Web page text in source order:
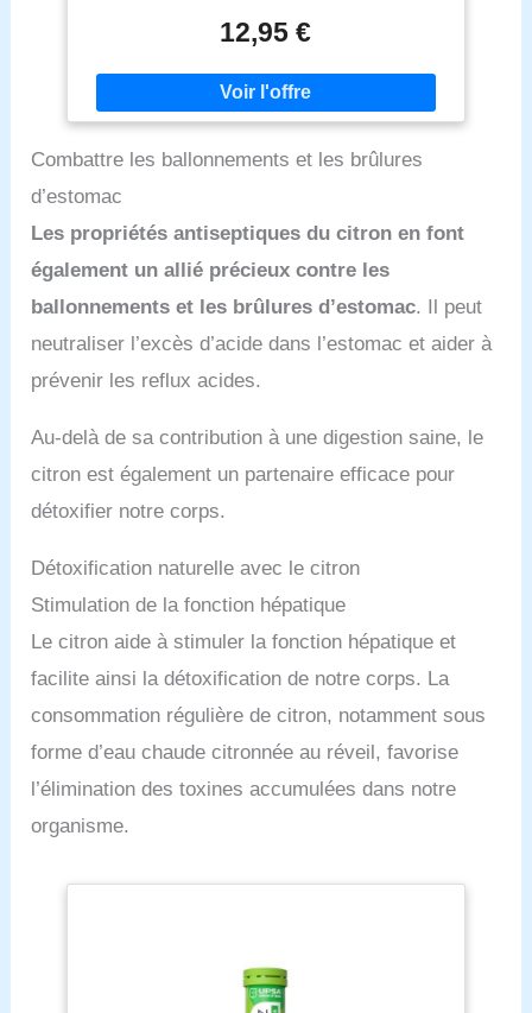
pétillante citronnée lors d’une pause hydratation.
herboristes français, notre tisane digestive est le
résultat d'un mélange harmonieux de plantes
biologiques reconnues pour leurs propriétés
bienfaisantes pour votre santé, à de belles notes
aromatiques. Les fleurs sélectionnées pour cette
leur intensité de saveurs, assurant une infusion à la
HORAE est une marque française qui créer de
nouvelles expérience sensorielles et gustatives
inspirées de la nature. Découvrez vite toutes nos
gammes d'infusions, nos théières et nos infuseurs à
thé.
12,95 €
Combattre les ballonnements et les brûlures
d’estomac
Les propriétés antiseptiques du citron en font
également un allié précieux contre les
ballonnements et les brûlures d’estomac. Il peut
neutraliser l’excès d’acide dans l’estomac et aider à
prévenir les reflux acides.
Au-delà de sa contribution à une digestion saine, le
citron est également un partenaire efficace pour
détoxifier notre corps.
Détoxification naturelle avec le citron
Stimulation de la fonction hépatique
Le citron aide à stimuler la fonction hépatique et
facilite ainsi la détoxification de notre corps. La
consommation régulière de citron, notamment sous
forme d’eau chaude citronnée au réveil, favorise
l’élimination des toxines accumulées dans notre
organisme.